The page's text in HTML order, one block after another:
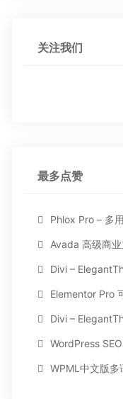
关注我们
最多点赞
Phlox Pro – 多用途
Avada 高级商业
Divi – ElegantThemes
Elementor Pro 可视
Divi – ElegantThemes
WordPress
WPML中文版